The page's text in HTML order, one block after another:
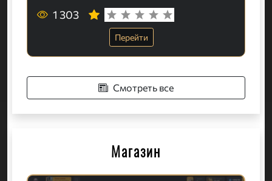
1 303
Перейти
Смотреть все
Магазин